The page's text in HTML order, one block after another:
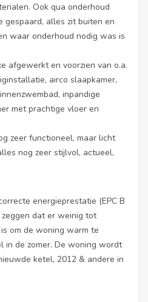
Ook qua onderhoud
gespaard, alles zit buiten en
waar onderhoud nodig was is
afgewerkt en voorzien van o.a.
airco slaapkamer,
inpandige
met prachtige vloer en
zeer functioneel, maar licht
nog zeer stijlvol, actueel,
energieprestatie (EPC B
dat er weinig tot
om de woning warm te
in de zomer. De woning wordt
ketel, 2012 & andere in